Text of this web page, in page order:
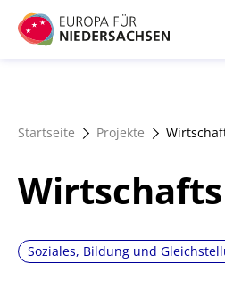
Direkt
zum
Förderangebote
Magazin
Startseite Projekte
Soziales, Bildung und